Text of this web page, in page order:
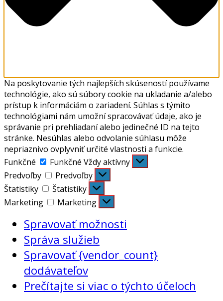
Na poskytovanie tých najlepších skúseností používame
technológie, ako sú súbory cookie na ukladanie a/alebo
prístup k informáciám o zariadení. Súhlas s týmito
technológiami nám umožní spracovávať údaje, ako je
správanie pri prehliadaní alebo jedinečné ID na tejto
stránke. Nesúhlas alebo odvolanie súhlasu môže
nepriaznivo ovplyvniť určité vlastnosti a funkcie.
Funkčné
Funkčné Vždy aktívny
Predvoľby
Predvoľby
Štatistiky
Štatistiky
Marketing
Marketing
Spravovať možnosti
Správa služieb
Spravovať {vendor_count}
dodávateľov
Prečítajte si viac o týchto účeloch